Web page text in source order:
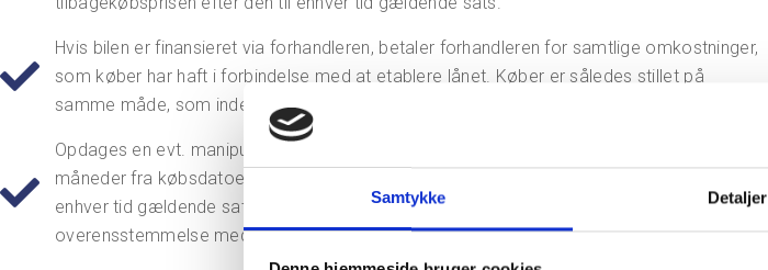
Samtykke Detaljer
Hvis bilen er finansieret via forhandleren, betaler forhandleren for samtlige omkostninger,
som køber har haft i forbindelse med at etablere lånet. Køber er således stillet på
samme måde, som inden aftalen blev indgået.
Opdages en evt. manipulation af kilometertælleren efter 3 måneder, men inden 12
måneder fra købsdatoen, tages bilen retur med fradrag for kørte kilometer efter den til
enhver tid gældende sats. Efter 12 måneder fra købsdatoen behandles sagen i
overensstemmelse med købeloven.